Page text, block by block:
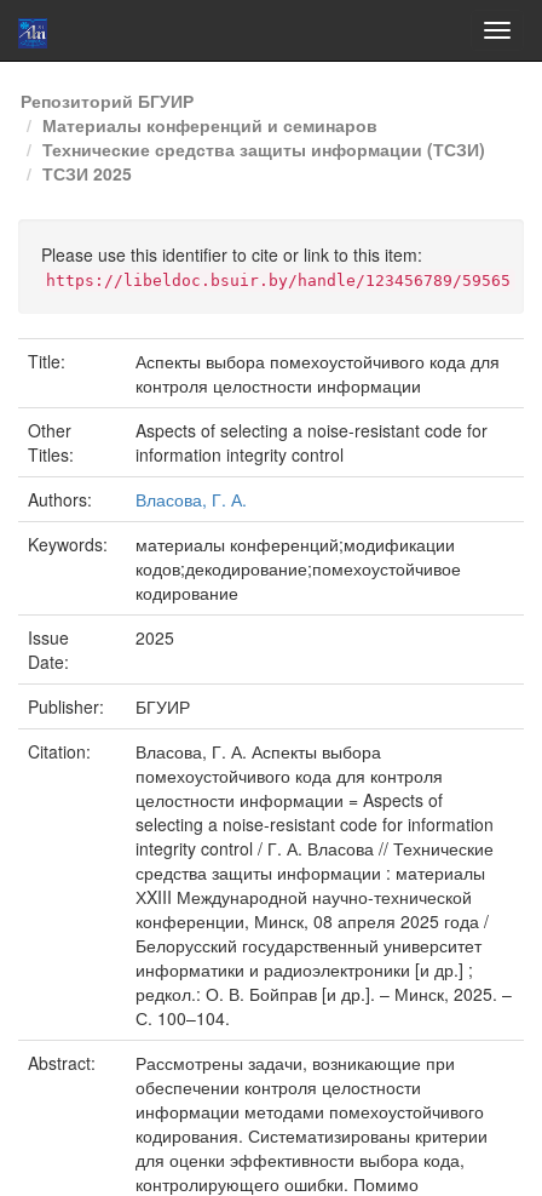
Skip
navigation
Репозиторий БГУИР
Материалы конференций и семинаров
Технические средства защиты информации (ТСЗИ)
ТСЗИ 2025
Please use this identifier to cite or link to this item:
https://libeldoc.bsuir.by/handle/123456789/59565
Title:
Аспекты выбора помехоустойчивого кода для
контроля целостности информации
Other
Titles:
Aspects of selecting a noise-resistant code for
information integrity control
Authors:
Власова, Г. А.
Keywords:
материалы конференций;модификации
кодов;декодирование;помехоустойчивое
кодирование
Issue
Date:
2025
Publisher:
БГУИР
Citation:
Власова, Г. А. Аспекты выбора
помехоустойчивого кода для контроля
целостности информации = Aspects of
selecting a noise-resistant code for information
integrity control / Г. А. Власова // Технические
средства защиты информации : материалы
ХXIII Международной научно-технической
конференции, Минск, 08 апреля 2025 года /
Белорусский государственный университет
информатики и радиоэлектроники [и др.] ;
редкол.: О. В. Бойправ [и др.]. – Минск, 2025. –
С. 100–104.
Abstract:
Рассмотрены задачи, возникающие при
обеспечении контроля целостности
информации методами помехоустойчивого
кодирования. Систематизированы критерии
для оценки эффективности выбора кода,
контролирующего ошибки. Помимо